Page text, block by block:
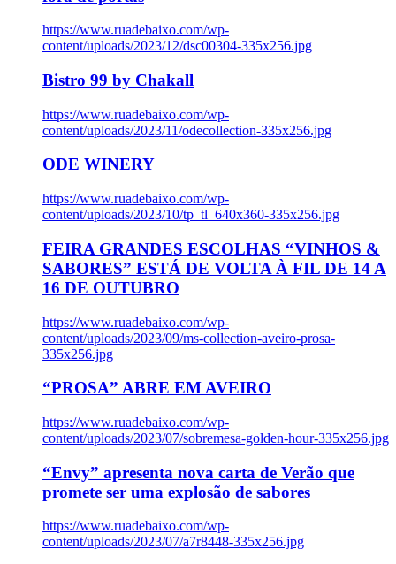
https://www.ruadebaixo.com/wp-
content/uploads/2023/12/dsc00304-335x256.jpg
Bistro 99 by Chakall
https://www.ruadebaixo.com/wp-
content/uploads/2023/11/odecollection-335x256.jpg
ODE WINERY
https://www.ruadebaixo.com/wp-
content/uploads/2023/10/tp_tl_640x360-335x256.jpg
FEIRA GRANDES ESCOLHAS “VINHOS &
SABORES” ESTÁ DE VOLTA À FIL DE 14 A
16 DE OUTUBRO
https://www.ruadebaixo.com/wp-
content/uploads/2023/09/ms-collection-aveiro-prosa-
335x256.jpg
“PROSA” ABRE EM AVEIRO
https://www.ruadebaixo.com/wp-
content/uploads/2023/07/sobremesa-golden-hour-335x256.jpg
“Envy” apresenta nova carta de Verão que
promete ser uma explosão de sabores
https://www.ruadebaixo.com/wp-
content/uploads/2023/07/a7r8448-335x256.jpg